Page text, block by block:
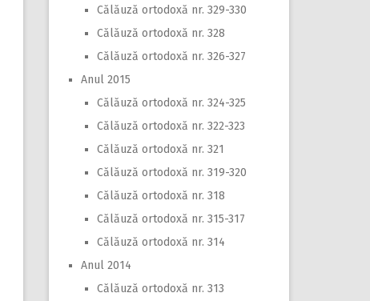
Călăuză ortodoxă nr. 329-330
Călăuză ortodoxă nr. 328
Călăuză ortodoxă nr. 326-327
Anul 2015
Călăuză ortodoxă nr. 324-325
Călăuză ortodoxă nr. 322-323
Călăuză ortodoxă nr. 321
Călăuză ortodoxă nr. 319-320
Călăuză ortodoxă nr. 318
Călăuză ortodoxă nr. 315-317
Călăuză ortodoxă nr. 314
Anul 2014
Călăuză ortodoxă nr. 313